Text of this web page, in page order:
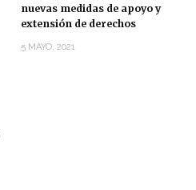
nuevas medidas de apoyo y
extensión de derechos
5 MAYO, 2021